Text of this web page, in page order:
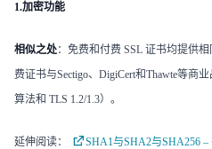
1.加密功能
相似之处：免费和付费 SSL 证书均提供
费证书与Sectigo、DigiCert和Thawte等商
算法和 TLS 1.2/1.3）。
延伸阅读： SHA1与SHA2与SHA256 –